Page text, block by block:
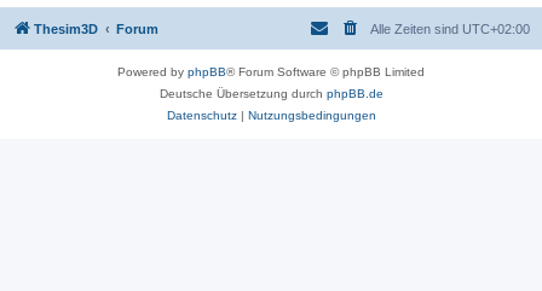
Thesim3D Forum Alle Zeiten sind UTC+02:00
Powered by phpBB® Forum Software © phpBB Limited
Deutsche Übersetzung durch phpBB.de
Datenschutz| Nutzungsbedingungen